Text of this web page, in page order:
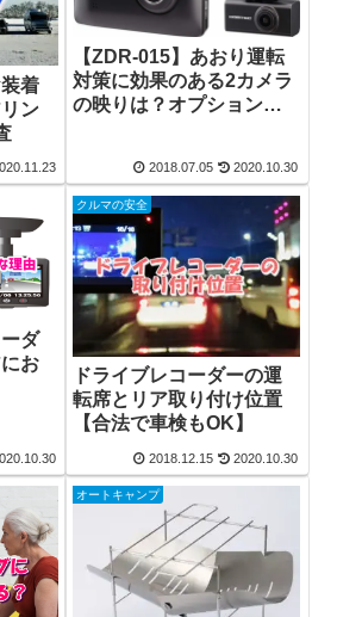
着
ン
【ZDR-015】あおり運転
対策に効果のある2カメラ
の映りは？オプションで
2018.07.05 2020.10.30
ダ
お
クルマの安全
ドライブレコーダーの運
転席とリア取り付け位置
【合法で車検もOK】
2018.12.15 2020.10.30
オートキャンプ